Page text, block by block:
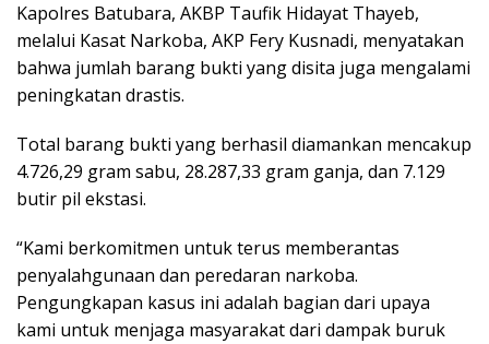
Kapolres Batubara, AKBP Taufik Hidayat Thayeb,
melalui Kasat Narkoba, AKP Fery Kusnadi, menyatakan
bahwa jumlah barang bukti yang disita juga mengalami
peningkatan drastis.
Total barang bukti yang berhasil diamankan mencakup
4.726,29 gram sabu, 28.287,33 gram ganja, dan 7.129
butir pil ekstasi.
“Kami berkomitmen untuk terus memberantas
penyalahgunaan dan peredaran narkoba.
Pengungkapan kasus ini adalah bagian dari upaya
kami untuk menjaga masyarakat dari dampak buruk